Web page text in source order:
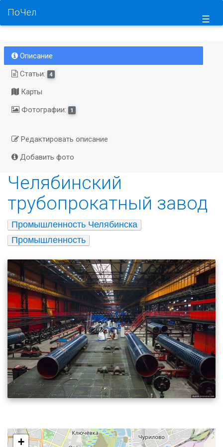
☰
ПоЧел
Описание
Статьи:
4
Карты
Фотографии:
1
Редактировать описание
Добавить фото
Челябинский
трубопрокатный завод
Промышленность Челябинска
Промышленность
+